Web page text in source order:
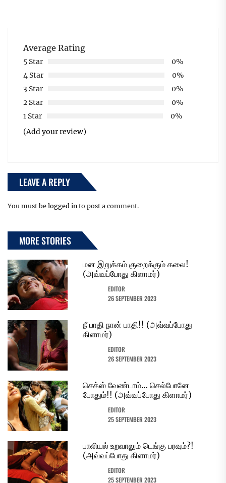
Average Rating
5 Star
0%
4 Star
0%
3 Star
0%
2 Star
0%
1 Star
0%
(Add your review)
LEAVE A REPLY
You must be logged in to post a comment.
MORE STORIES
மன இறுக்கம் குறைக்கும் கலை!
(அவ்வப்போது கிளாமர்)
EDITOR
26 SEPTEMBER 2023
நீ பாதி நான் பாதி!! (அவ்வப்போது
கிளாமர்)
EDITOR
26 SEPTEMBER 2023
செக்ஸ் வேண்டாம்… செல்போனே
போதும்!! (அவ்வப்போது கிளாமர்)
EDITOR
25 SEPTEMBER 2023
பாலியல் உறவாலும் டெங்கு பரவும்?!
(அவ்வப்போது கிளாமர்)
EDITOR
25 SEPTEMBER 2023